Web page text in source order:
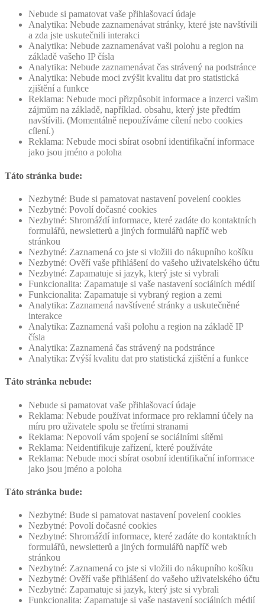
Nebude si pamatovat vaše přihlašovací údaje
Analytika: Nebude zaznamenávat stránky, které jste navštívili
a zda jste uskutečnili interakci
Analytika: Nebude zaznamenávat vaši polohu a region na
základě vašeho IP čísla
Analytika: Nebude zaznamenávat čas strávený na podstránce
Analytika: Nebude moci zvýšit kvalitu dat pro statistická
zjištění a funkce
Reklama: Nebude moci přizpůsobit informace a inzerci vašim
zájmům na základě, například. obsahu, který jste předtím
navštívili. (Momentálně nepoužíváme cílení nebo cookies
cílení.)
Reklama: Nebude moci sbírat osobní identifikační informace
jako jsou jméno a poloha
Táto stránka bude:
Nezbytné: Bude si pamatovat nastavení povelení cookies
Nezbytné: Povolí dočasné cookies
Nezbytné: Shromáždí informace, které zadáte do kontaktních
formulářů, newsletterů a jiných formulářů napříč web
stránkou
Nezbytné: Zaznamená co jste si vložili do nákupního košíku
Nezbytné: Ověří vaše přihlášení do vašeho uživatelského účtu
Nezbytné: Zapamatuje si jazyk, který jste si vybrali
Funkcionalita: Zapamatuje si vaše nastavení sociálních médií
Funkcionalita: Zapamatuje si vybraný region a zemi
Analytika: Zaznamená navštívené stránky a uskutečněné
interakce
Analytika: Zaznamená vaši polohu a region na základě IP
čísla
Analytika: Zaznamená čas strávený na podstránce
Analytika: Zvýší kvalitu dat pro statistická zjištění a funkce
Táto stránka nebude:
Nebude si pamatovat vaše přihlašovací údaje
Reklama: Nebude používat informace pro reklamní účely na
míru pro uživatele spolu se třetími stranami
Reklama: Nepovolí vám spojení se sociálními sítěmi
Reklama: Neidentifikuje zařízení, které používáte
Reklama: Nebude moci sbírat osobní identifikační informace
jako jsou jméno a poloha
Táto stránka bude:
Nezbytné: Bude si pamatovat nastavení povelení cookies
Nezbytné: Povolí dočasné cookies
Nezbytné: Shromáždí informace, které zadáte do kontaktních
formulářů, newsletterů a jiných formulářů napříč web
stránkou
Nezbytné: Zaznamená co jste si vložili do nákupního košíku
Nezbytné: Ověří vaše přihlášení do vašeho uživatelského účtu
Nezbytné: Zapamatuje si jazyk, který jste si vybrali
Funkcionalita: Zapamatuje si vaše nastavení sociálních médií